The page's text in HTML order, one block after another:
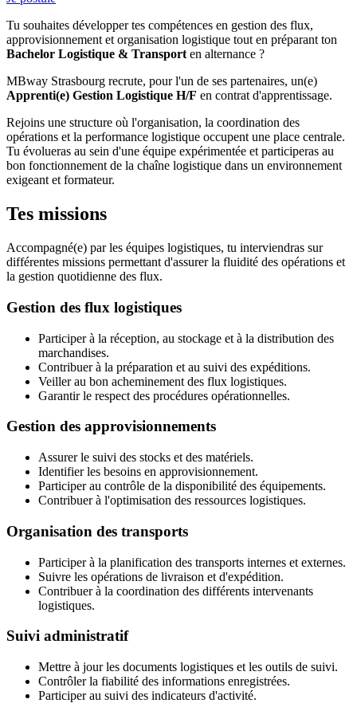
Tu souhaites développer tes compétences en gestion des flux,
approvisionnement et organisation logistique tout en préparant ton
Bachelor Logistique & Transporten alternance ?
MBway Strasbourg recrute, pour l'un de ses partenaires, un(e)
Apprenti(e) Gestion Logistique H/F en contrat d'apprentissage.
Rejoins une structure où l'organisation, la coordination des
opérations et la performance logistique occupent une place centrale.
Tu évolueras au sein d'une équipe expérimentée et participeras au
bon fonctionnement de la chaîne logistique dans un environnement
exigeant et formateur.
Tes missions
Accompagné(e) par les équipes logistiques, tu interviendras sur
différentes missions permettant d'assurer la fluidité des opérations et
la gestion quotidienne des flux.
Gestion des flux logistiques
Participer à la réception, au stockage et à la distribution des
marchandises.
Contribuer à la préparation et au suivi des expéditions.
Veiller au bon acheminement des flux logistiques.
Garantir le respect des procédures opérationnelles.
Gestion des approvisionnements
Assurer le suivi des stocks et des matériels.
Identifier les besoins en approvisionnement.
Participer au contrôle de la disponibilité des équipements.
Contribuer à l'optimisation des ressources logistiques.
Organisation des transports
Participer à la planification des transports internes et externes.
Suivre les opérations de livraison et d'expédition.
Contribuer à la coordination des différents intervenants
logistiques.
Suivi administratif
Mettre à jour les documents logistiques et les outils de suivi.
Contrôler la fiabilité des informations enregistrées.
Participer au suivi des indicateurs d'activité.